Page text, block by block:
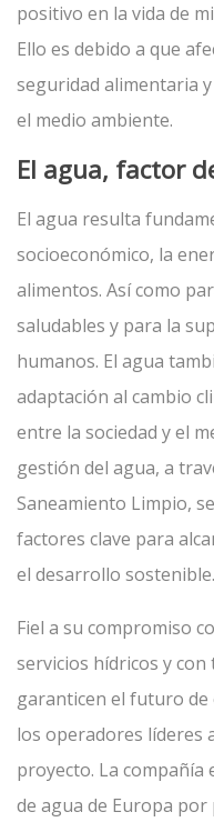
positivo en la vida de
Ello es debido a que
seguridad alimentaria
el medio ambiente.
El agua, factor
El agua resulta
socioeconómico, la
alimentos. Así como
saludables y para la
humanos. El agua
adaptación al cambio
entre la sociedad y el
gestión del agua, a
Saneamiento Limpio,
factores clave para
el desarrollo sostenible.
Fiel a su compromiso
servicios hídricos y
garanticen el futuro de
los operadores líderes
proyecto. La compañía
de agua de Europa por